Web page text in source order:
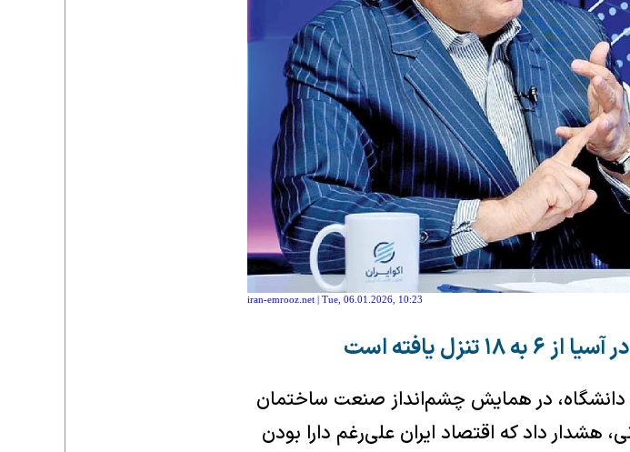
iran-emrooz.net | Tue, 06.01.2026, 10:23
یافته است
دانشگاه، در همایش چشم‌انداز صنعت ساختمان
هشدار داد که اقتصاد ایران علی‌رغم دارا بودن